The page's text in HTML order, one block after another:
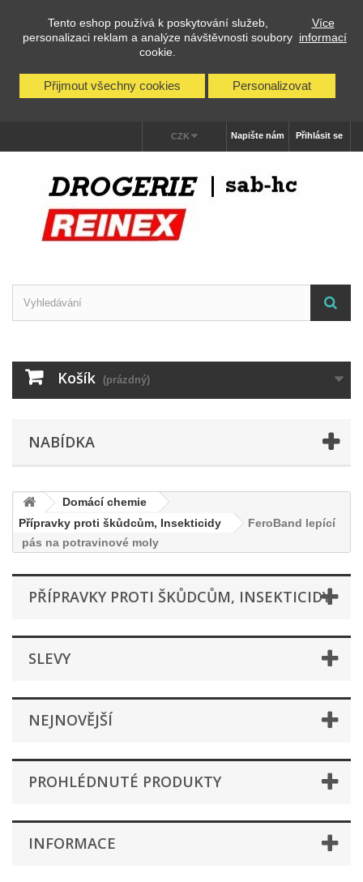
Tento eshop používá k poskytování služeb,
personalizaci reklam a analýze návštěvnosti soubory
cookie.
Více
informací
Přijmout všechny cookies Personalizovat
Přihlásit se
Napište nám
CZK
Košík (prázdný)
NABÍDKA
Domácí chemie
Přípravky proti škůdcům, Insekticidy
FeroBand lepící
pás na potravinové moly
PŘÍPRAVKY PROTI ŠKŮDCŮM, INSEKTICIDY
SLEVY
NEJNOVĚJŠÍ
PROHLÉDNUTÉ PRODUKTY
INFORMACE